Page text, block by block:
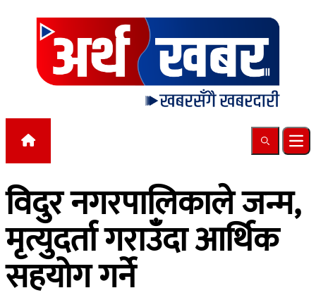
Skip to content
Search
विदुर नगरपालिकाले जन्म,
मृत्युदर्ता गराउँदा आर्थिक
सहयोग गर्ने